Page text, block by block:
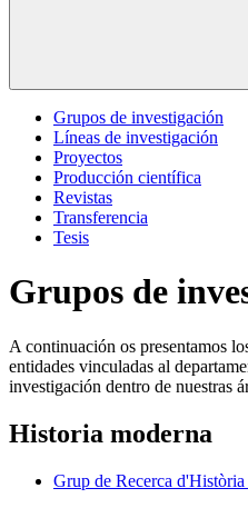
Grupos de investigación
Líneas de investigación
Proyectos
Producción científica
Revistas
Transferencia
Tesis
Grupos de
A continuación os presentamos
entidades vinculadas al
investigación dentro de nuestras
Historia moderna
Grup de Recerca